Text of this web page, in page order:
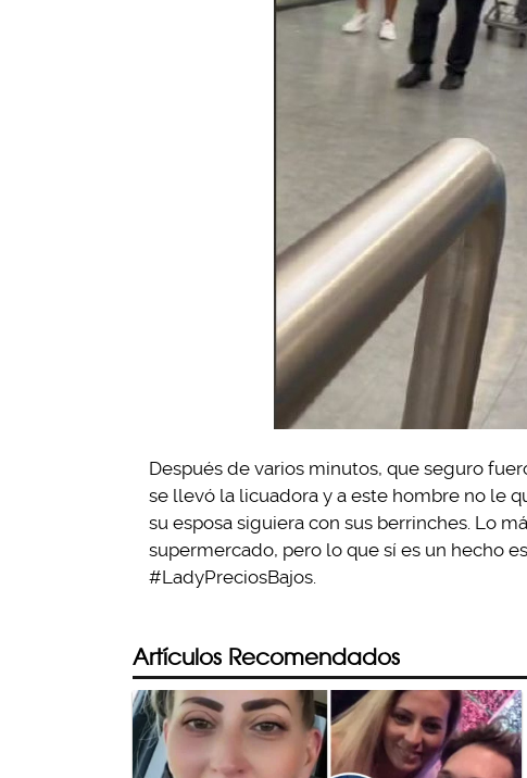
Después de varios minutos, que seguro
se llevó la licuadora y a este hombre no le
su esposa siguiera con sus berrinches. Lo
supermercado, pero lo que sí es un hecho
#LadyPreciosBajos.
Artículos Recomendados